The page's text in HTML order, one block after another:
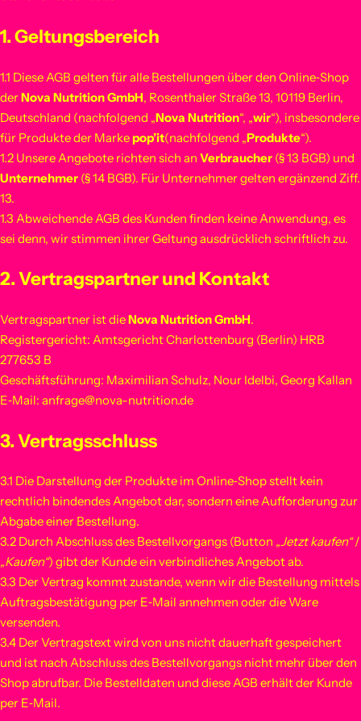
1. Geltungsbereich
1.1 Diese AGB gelten für alle Bestellungen über den Online‑Shop
derNova Nutrition GmbH, Rosenthaler Straße 13, 10119 Berlin,
Deutschland (nachfolgend „Nova Nutrition“, „wir“), insbesondere
für Produkte der Markepop’it(nachfolgend „Produkte“).
1.2 Unsere Angebote richten sich an Verbraucher (§ 13 BGB) und
Unternehmer (§ 14 BGB). Für Unternehmer gelten ergänzend Ziff.
13.
1.3 Abweichende AGB des Kunden finden keine Anwendung, es
sei denn, wir stimmen ihrer Geltung ausdrücklich schriftlich zu.
2. Vertragspartner und Kontakt
Vertragspartner ist dieNova Nutrition GmbH.
Registergericht: Amtsgericht Charlottenburg (Berlin) HRB
277653 B
Geschäftsführung: Maximilian Schulz, Nour Idelbi, Georg Kallan
E‑Mail: anfrage@nova-nutrition.de
3. Vertragsschluss
3.1 Die Darstellung der Produkte im Online‑Shop stellt kein
rechtlich bindendes Angebot dar, sondern eine Aufforderung zur
Abgabe einer Bestellung.
3.2 Durch Abschluss des Bestellvorgangs (Button „Jetzt kaufen“/
„Kaufen“) gibt der Kunde ein verbindliches Angebot ab.
3.3 Der Vertrag kommt zustande, wenn wir die Bestellung mittels
Auftragsbestätigung per E‑Mail annehmen oder die Ware
versenden.
3.4 Der Vertragstext wird von uns nicht dauerhaft gespeichert
und ist nach Abschluss des Bestellvorgangs nicht mehr über den
Shop abrufbar. Die Bestelldaten und diese AGB erhält der Kunde
per E‑Mail.